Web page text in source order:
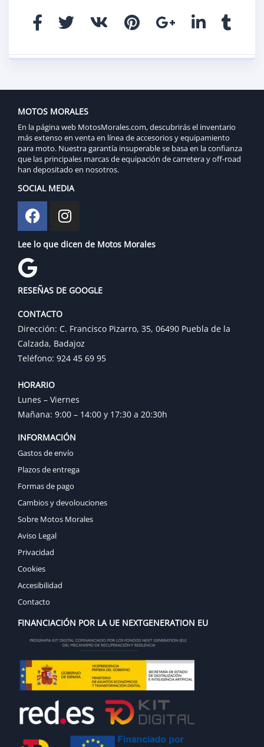
MOTOS MORALES
En la página web MotosMorales.com, descubrirás el inventario
más extenso en venta en línea de accesorios y equipamiento
para moto. Nuestra garantía insuperable se basa en la confianza
que las principales marcas de equipación de carretera y off-road
han depositado en nosotros.
SOCIAL MEDIA
Lee lo que dicen de Motos Morales
RESEÑAS DE GOOGLE
CONTACTO
Dirección: C. Francisco Pizarro, 35, 06490 Puebla de la
Calzada, Badajoz
Teléfono: 924 45 69 95
HORARIO
Lunes – Viernes
Mañana: 9:00 – 14:00 y 17:30 a 20:30h
INFORMACIÓN
Gastos de envío
Plazos de entrega
Formas de pago
Cambios y devolouciones
Sobre Motos Morales
Aviso Legal
Privacidad
Cookies
Accesibilidad
Contacto
FINANCIACIÓN POR LA UE NEXTGENERATION EU